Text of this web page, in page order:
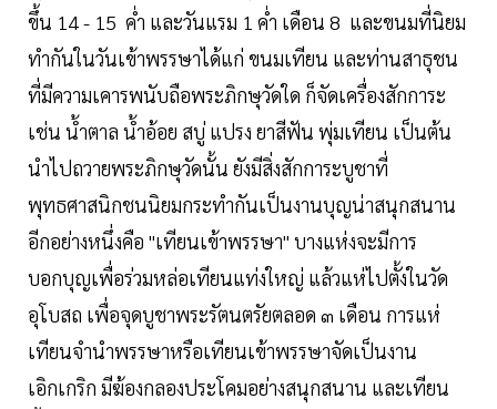
ขึ้น 14 - 15 ค่ำ และวันแรม 1 ค่ำ เดือน 8 และขนมที่นิยม
ทำกันในวันเข้าพรรษาได้แก่ ขนมเทียน และท่านสาธุชน
ที่มีความเคารพนับถือพระภิกษุวัดใด ก็จัดเครื่องสักการะ
เช่น น้ำตาล น้ำอ้อย สบู่ แปรง ยาสีฟัน พุ่มเทียน เป็นต้น
นำไปถวายพระภิกษุวัดนั้น ยังมีสิ่งสักการะบูชาที่
พุทธศาสนิกชนนิยมกระทำกันเป็นงานบุญน่าสนุกสนาน
อีกอย่างหนึ่งคือ "เทียนเข้าพรรษา" บางแห่งจะมีการ
บอกบุญเพื่อร่วมหล่อเทียนแท่งใหญ่ แล้วแห่ไปตั้งในวัด
อุโบสถ เพื่อจุดบูชาพระรัตนตรัยตลอด ๓ เดือน การแห่
เทียนจำนำพรรษาหรือเทียนเข้าพรรษาจัดเป็นงาน
เอิกเกริก มีฆ้องกลองประโคมอย่างสนุกสนาน และเทียน